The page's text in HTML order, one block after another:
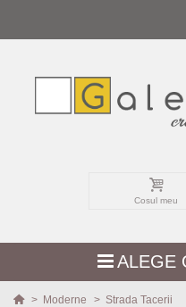
Cosul meu
ALEGE
> Moderne > Strada Tacerii